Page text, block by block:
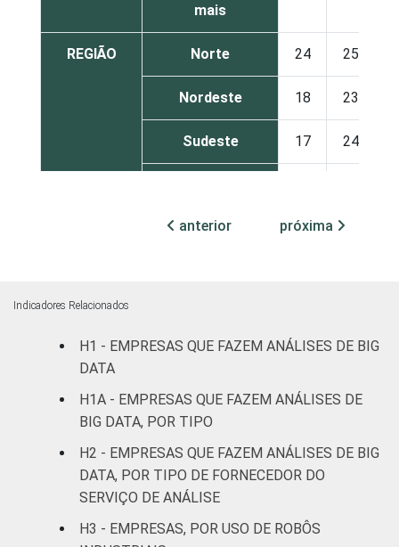
mais
REGIÃO Norte 24 25
Nordeste 18 23
Sudeste 17 24
Centro-Oeste 22 18
ATUAÇÃO
Construção 12 18
reparação de
veículos
automotores e
motocicletas
armazenagem e
19
anterior próxima
Indicadores Relacionados
H1 - EMPRESAS QUE FAZEM ANÁLISES DE BIG
DATA
H1A - EMPRESAS QUE FAZEM ANÁLISES DE
BIG DATA, POR TIPO
H2 - EMPRESAS QUE FAZEM ANÁLISES DE BIG
DATA, POR TIPO DE FORNECEDOR DO
SERVIÇO DE ANÁLISE
H3 - EMPRESAS, POR USO DE ROBÔS